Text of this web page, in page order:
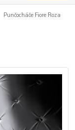
Punčocháče Fiore Roza